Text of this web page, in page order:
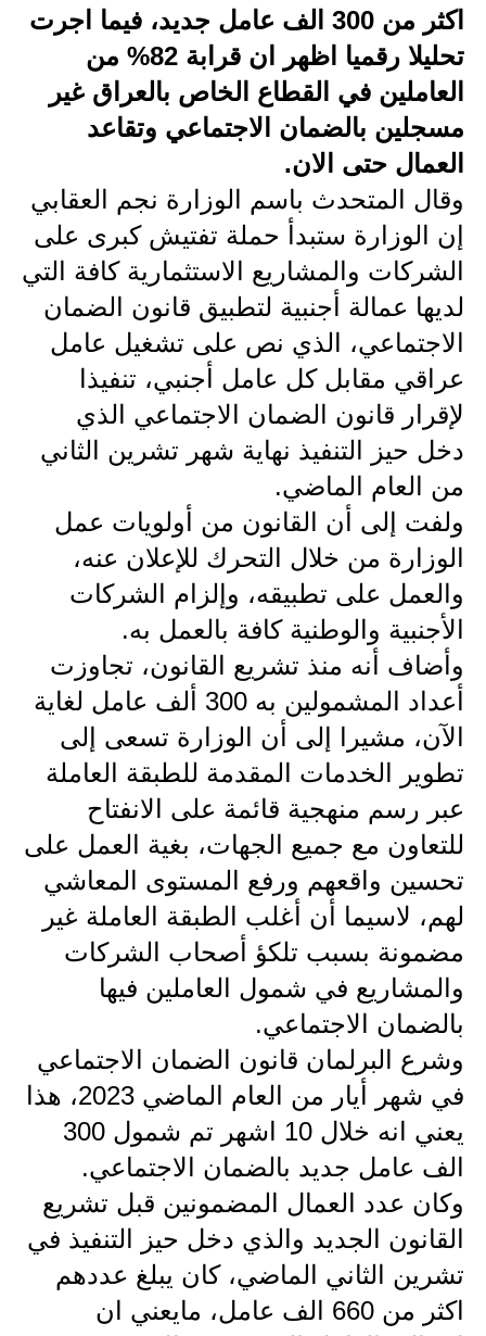
المدارس
اخبار وقرارات وزارة التربية
نتائج الامتحانات
المرحلة المتوسطة
المرحلة الاعدادية
اسئلة وزارية
المرحلة الابتدائية
المرحلة المتوسطة
المرحلة الاعدادية
مرشحات
المرحلة الابتدائية
المرحلة المتوسطة
المرحلة الاعدادية
كتب مدرسية
المرحلة الابتدائية
المرحلة المتوسطة
المرحلة الاعدادية
ملازم دراسية
المرحلة الابتدائية
المرحلة الاعدادية
دروس
المرحلة الابتدائية
المرحلة المتوسطة
المرحلة الاعدادية
مواضيع انشاء
اكثر من 300 الف عامل جديد، فيما اجرت
تحليلا رقميا اظهر ان قرابة 82% من
العاملين في القطاع الخاص بالعراق غير
مسجلين بالضمان الاجتماعي وتقاعد
العمال حتى الان.
وقال المتحدث باسم الوزارة نجم العقابي
إن الوزارة ستبدأ حملة تفتيش كبرى على
الشركات والمشاريع الاستثمارية كافة التي
لديها عمالة أجنبية لتطبيق قانون الضمان
الاجتماعي، الذي نص على تشغيل عامل
عراقي مقابل كل عامل أجنبي، تنفيذا
لإقرار قانون الضمان الاجتماعي الذي
دخل حيز التنفيذ نهاية شهر تشرين الثاني
من العام الماضي.
ولفت إلى أن القانون من أولويات عمل
الوزارة من خلال التحرك للإعلان عنه،
والعمل على تطبيقه، وإلزام الشركات
الأجنبية والوطنية كافة بالعمل به.
وأضاف أنه منذ تشريع القانون، تجاوزت
أعداد المشمولين به 300 ألف عامل لغاية
الآن، مشيرا إلى أن الوزارة تسعى إلى
تطوير الخدمات المقدمة للطبقة العاملة
عبر رسم منهجية قائمة على الانفتاح
للتعاون مع جميع الجهات، بغية العمل على
تحسين واقعهم ورفع المستوى المعاشي
لهم، لاسيما أن أغلب الطبقة العاملة غير
مضمونة بسبب تلكؤ أصحاب الشركات
والمشاريع في شمول العاملين فيها
بالضمان الاجتماعي.
وشرع البرلمان قانون الضمان الاجتماعي
في شهر أيار من العام الماضي 2023، هذا
يعني انه خلال 10 اشهر تم شمول 300
الف عامل جديد بالضمان الاجتماعي.
وكان عدد العمال المضمونين قبل تشريع
القانون الجديد والذي دخل حيز التنفيذ في
تشرين الثاني الماضي، كان يبلغ عددهم
اكثر من 660 الف عامل، مايعني ان